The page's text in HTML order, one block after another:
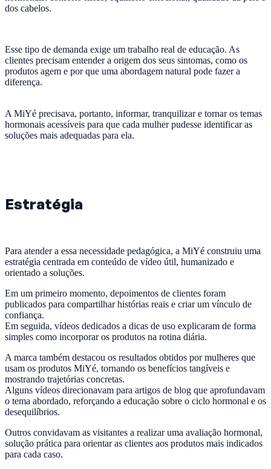
dos cabelos.
Esse tipo de demanda exige um trabalho real de educação. As
clientes precisam entender a origem dos seus sintomas, como os
produtos agem e por que uma abordagem natural pode fazer a
diferença.
A MiYé precisava, portanto, informar, tranquilizar e tornar os temas
hormonais acessíveis para que cada mulher pudesse identificar as
soluções mais adequadas para ela.
Estratégia
Para atender a essa necessidade pedagógica, a MiYé construiu uma
estratégia centrada em conteúdo de vídeo útil, humanizado e
orientado a soluções.
Em um primeiro momento, depoimentos de clientes foram
publicados para compartilhar histórias reais e criar um vínculo de
confiança.
Em seguida, vídeos dedicados a dicas de uso explicaram de forma
simples como incorporar os produtos na rotina diária.
A marca também destacou os resultados obtidos por mulheres que
usam os produtos MiYé, tornando os benefícios tangíveis e
mostrando trajetórias concretas.
Alguns vídeos direcionavam para artigos de blog que aprofundavam
o tema abordado, reforçando a educação sobre o ciclo hormonal e os
desequilíbrios.
Outros convidavam as visitantes a realizar uma avaliação hormonal,
solução prática para orientar as clientes aos produtos mais indicados
para cada caso.